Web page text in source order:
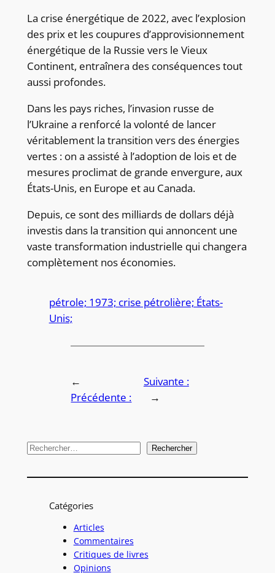
La crise énergétique de 2022, avec l’explosion
des prix et les coupures d’approvisionnement
énergétique de la Russie vers le Vieux
Continent, entraînera des conséquences tout
aussi profondes.
Dans les pays riches, l’invasion russe de
l’Ukraine a renforcé la volonté de lancer
véritablement la transition vers des énergies
vertes : on a assisté à l’adoption de lois et de
mesures proclimat de grande envergure, aux
États-Unis, en Europe et au Canada.
Depuis, ce sont des milliards de dollars déjà
investis dans la transition qui annoncent une
vaste transformation industrielle qui changera
complètement nos économies.
pétrole; 1973; crise pétrolière; États-
Unis;
←
Précédente :
Suivante :
→
R
c
Rechercher
Catégories
Articles
Commentaires
Critiques de livres
Opinions